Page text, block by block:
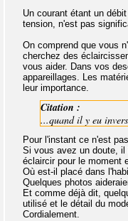
Un courant étant un
tension, n'est pas
On comprend que vous
cherchez des
vous aider. Dans vos
appareillages. Les
leur importance.
Citation :
...quand il y eu
Pour l'instant ce n'est
Si vous avez un doute,
éclaircir pour le moment
Où est-il placé dans
Quelques photos
Et comme déjà dit,
utilisé et le détail du
Cordialement.